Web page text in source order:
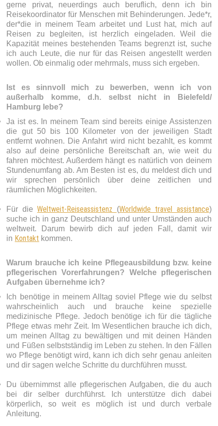
gerne privat, neuerdings auch beruflich, denn ich bin
Reisekoordinator für Menschen mit Behinderungen. Jede*r,
der*die in meinem Team arbeitet und Lust hat, mich auf
Reisen zu begleiten, ist herzlich eingeladen. Weil die
Kapazität meines bestehenden Teams begrenzt ist, suche
ich auch Leute, die nur für das Reisen angestellt werden
wollen. Ob einmalig oder mehrmals, muss sich ergeben.
Ist es sinnvoll mich zu bewerben, wenn ich von
außerhalb komme, d.h. selbst nicht in Bielefeld/
Hamburg lebe?
Ja ist es. In meinem Team sind bereits einige Assistenzen
die gut 50 bis 100 Kilometer von der jeweiligen Stadt
entfernt wohnen. Die Anfahrt wird nicht bezahlt, es kommt
also auf deine persönliche Bereitschaft an, wie weit du
fahren möchtest. Außerdem hängt es natürlich von deinem
Stundenumfang ab. Am Besten ist es, du meldest dich und
wir sprechen persönlich über deine zeitlichen und
räumlichen Möglichkeiten.
Für dieWeltweit-Reiseassistenz (Worldwide travel assistance)
suche ich in ganz Deutschland und unter Umständen auch
weltweit. Darum bewirb dich auf jeden Fall, damit wir
in Kontakt kommen.
Warum brauche ich keine Pflegeausbildung bzw. keine
pflegerischen Vorerfahrungen? Welche pflegerischen
Aufgaben übernehme ich?
Ich benötige in meinem Alltag soviel Pflege wie du selbst
wahrscheinlich auch und brauche keine spezielle
medizinische Pflege. Jedoch benötige ich für die tägliche
Pflege etwas mehr Zeit. Im Wesentlichen brauche ich dich,
um meinen Alltag zu bewältigen und mit deinen Händen
und Füßen selbstständig im Leben zu stehen. In den Fällen
wo Pflege benötigt wird, kann ich dich sehr genau anleiten
und dir sagen welche Schritte du durchführen musst.
Du übernimmst alle pflegerischen Aufgaben, die du auch
bei dir selber durchführst. Ich unterstütze dich dabei
körperlich, so weit es möglich ist und durch verbale
Anleitung.